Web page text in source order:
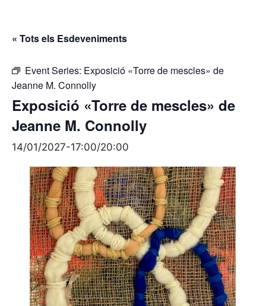
« Tots els Esdeveniments
Event Series: Exposició «Torre de mescles» de
Jeanne M. Connolly
Exposició «Torre de mescles» de
Jeanne M. Connolly
14/01/2027-17:00/20:00